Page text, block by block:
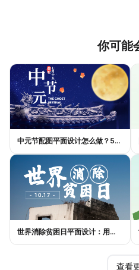
你可能
中元节配图平面设计怎么做？5种风格模板轻松搞定节日氛围
世界消除贫困日平面设计：用视觉语言传递尊严与温度
查看